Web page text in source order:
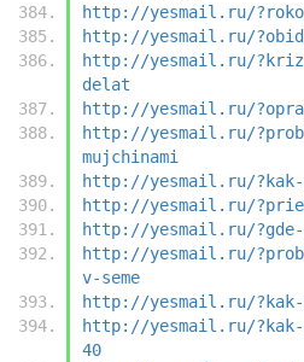
http://yesmail.ru/
http://yesmail.ru/
http://yesmail.ru/
delat
http://yesmail.ru/
http://yesmail.ru/
mujchinami
http://yesmail.ru/?kak-
http://yesmail.ru/
http://yesmail.ru/
http://yesmail.ru/
v-seme
http://yesmail.ru/?kak-
http://yesmail.ru/
40